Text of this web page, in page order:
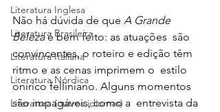
Literatura Inglesa
Literatura Brasileira
Literatura Italiana
Literatura Nórdica
Literatura (outros idiomas)
Não há dúvida de que A Grande
Beleza é bem feito: as atuações  são
convincentes, o roteiro e edição têm
ritmo e as cenas imprimem o  estilo
onírico felliniano. Alguns momentos
são impagáveis, como a  entrevista da